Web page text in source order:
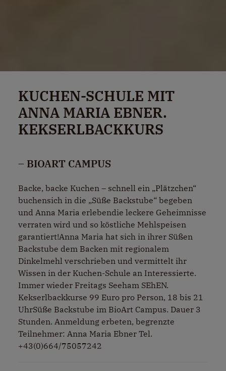
KUCHEN-SCHULE MIT
ANNA MARIA EBNER.
KEKSERLBACKKURS
– BIOART CAMPUS
Backe, backe Kuchen – schnell ein „Plätzchen“
buchensich in die „Süße Backstube“ begeben
und Anna Maria erlebendie leckere Geheimnisse
verraten wird und so köstliche Mehlspeisen
garantiert!Anna Maria hat sich in ihrer Süßen
Backstube dem Backen mit regionalem
Dinkelmehl verschrieben und vermittelt ihr
Wissen in der Kuchen-Schule an Interessierte.
Immer wieder Freitags Seeham SEhEN.
Kekserlbackkurse 99 Euro pro Person, 18 bis 21
UhrSüße Backstube im BioArt Campus. Dauer 3
Stunden. Anmeldung erbeten, begrenzte
Teilnehmer: Anna Maria Ebner Tel.
+43(0)664/75057242